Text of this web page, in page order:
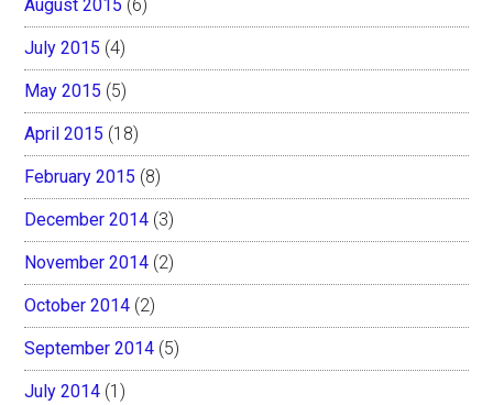
August 2015 (6)
July 2015 (4)
May 2015 (5)
April 2015 (18)
February 2015 (8)
December 2014 (3)
November 2014 (2)
October 2014 (2)
September 2014 (5)
July 2014 (1)